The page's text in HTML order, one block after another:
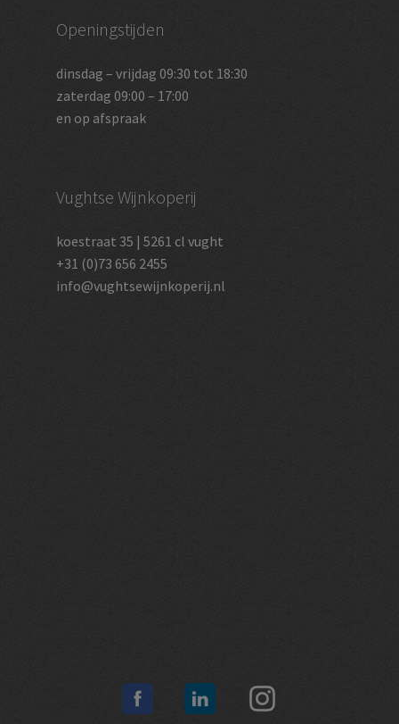
Openingstijden
dinsdag – vrijdag 09:30 tot 18:30
zaterdag 09:00 – 17:00
en op afspraak
Vughtse Wijnkoperij
koestraat 35 | 5261 cl vught
+31 (0)73 656 2455
info@vughtsewijnkoperij.nl